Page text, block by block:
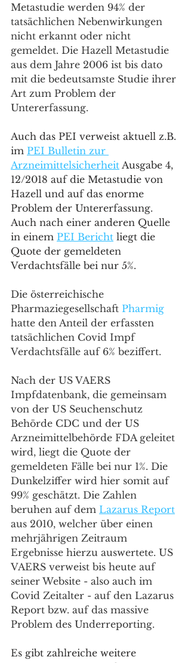
Metastudie werden 94% der
tatsächlichen Nebenwirkungen
nicht erkannt oder nicht
gemeldet. Die Hazell Metastudie
aus dem Jahre 2006 ist bis dato
mit die bedeutsamste Studie ihrer
Art zum Problem der
Untererfassung.
Auch das PEI verweist aktuell z.B.
im PEI Bulletin zur
Arzneimittelsicherheit Ausgabe 4,
12/2018 auf die Metastudie von
Hazell und auf das enorme
Problem der Untererfassung.
Auch nach einer anderen Quelle
in einem PEI Bericht liegt die
Quote der gemeldeten
Verdachtsfälle bei nur 5%.
Die österreichische
Pharmaziegesellschaft Pharmig
hatte den Anteil der erfassten
tatsächlichen Covid Impf
Verdachtsfälle auf 6% beziffert.
Nach der US VAERS
Impfdatenbank, die gemeinsam
von der US Seuchenschutz
Behörde CDC und der US
Arzneimittelbehörde FDA geleitet
wird, liegt die Quote der
gemeldeten Fälle bei nur 1%. Die
Dunkelziffer wird hier somit auf
99% geschätzt. Die Zahlen
beruhen auf dem Lazarus Report
aus 2010, welcher über einen
mehrjährigen Zeitraum
Ergebnisse hierzu auswertete. US
VAERS verweist bis heute auf
seiner Website - also auch im
Covid Zeitalter - auf den Lazarus
Report bzw. auf das massive
Problem des Underreporting.
Es gibt zahlreiche weitere